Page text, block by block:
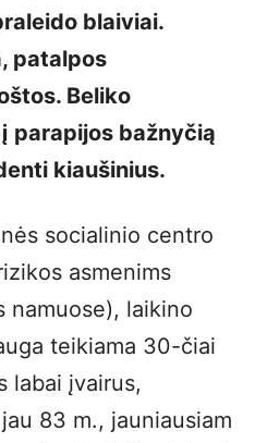
blaiviai.
patalpos
Beliko
parapijos bažnyčią
kiaušinius.
socialinio centro
asmenims
namuose), laikino
teikiama 30-čiai
labai įvairus,
83 m., jauniausiam